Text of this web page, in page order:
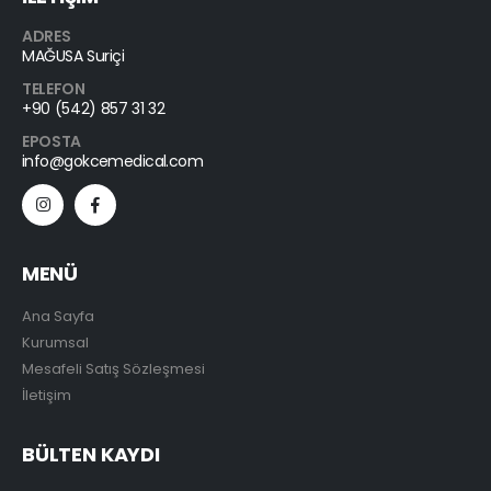
ADRES
MAĞUSA Suriçi
TELEFON
+90 (542) 857 31 32
EPOSTA
info@gokcemedical.com
MENÜ
Ana Sayfa
Kurumsal
Mesafeli Satış Sözleşmesi
İletişim
BÜLTEN KAYDI